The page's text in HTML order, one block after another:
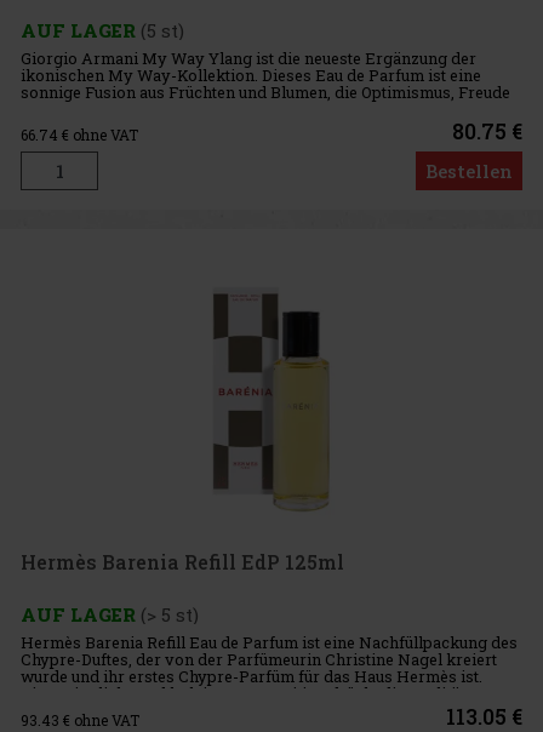
AUF LAGER (5 st)
Giorgio Armani My Way Ylang ist die neueste Ergänzung der
ikonischen My Way-Kollektion. Dieses Eau de Parfum ist eine
sonnige Fusion aus Früchten und Blumen, die Optimismus, Freude
und weibliche Energie ausstrahlt. Der Duft ist strahlend, süchtig
mac
66.74 € ohne VAT 80.75 €
Bestellen
Hermès Barenia Refill EdP 125ml
AUF LAGER (> 5 st)
Hermès Barenia Refill Eau de Parfum ist eine Nachfüllpackung des
Chypre-Duftes, der von der Parfümeurin Christine Nagel kreiert
wurde und ihr erstes Chypre-Parfüm für das Haus Hermès ist.
Diese sinnliche und holzige Komposition drückt die Dualität vo
93.43 € ohne VAT 113.05 €